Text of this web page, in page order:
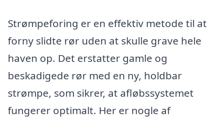
Strømpeforing er en effektiv metode til at
forny slidte rør uden at skulle grave hele
haven op. Det erstatter gamle og
beskadigede rør med en ny, holdbar
strømpe, som sikrer, at afløbssystemet
fungerer optimalt. Her er nogle af